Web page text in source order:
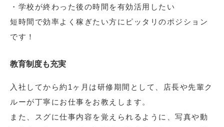
・学校が終わった後の時間を有効活用したい
短時間で効率よく稼ぎたい方にピッタリのポジション
です！
教育制度も充実
入社してから約1ヶ月は研修期間として、店長や先輩ク
ルーが丁寧にお仕事をお教えします。
また、スグに仕事内容を覚えられるように、写真や動